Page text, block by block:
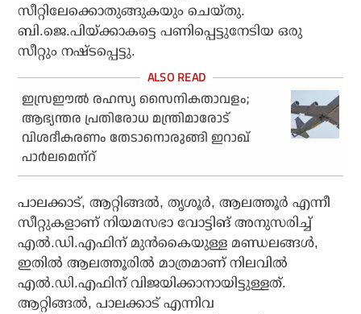
സീറ്റിലേക്കൊതുങ്ങുകയും ചെയ്തു.
ബി.ജെ.പിയ്‌ക്കാകട്ടെ പണിപ്പെട്ടുനേടിയ ഒരു
സീറ്റും നഷ്ടപ്പെട്ടു.
ഇസ്രഈല്‍ രഹസ്യ സൈനികതാവളം;
ആഭ്യന്തര പ്രതിരോധ മന്ത്രിമാരോട്
വിശദീകരണം തേടാനൊരുങ്ങി ഇറാഖ്
പാര്‍ലമെന്‌റ്
പാലക്കാട്, ആറ്റിങ്ങൽ, തൃശൂർ, ആലത്തൂർ എന്നീ
സീറ്റുകളാണ് നിയമസഭാ വോട്ടിങ് അനുസരിച്ച്
എൽ.ഡി.എഫിന് മുൻകൈയുള്ള മണ്ഡലങ്ങൾ,
ഇതിൽ ആലത്തൂരിൽ മാത്രമാണ് നിലവിൽ
എൽ.ഡി.എഫിന് വിജയിക്കാനായിട്ടുള്ളത്.
ആറ്റിങ്ങൽ, പാലക്കാട് എന്നിവ